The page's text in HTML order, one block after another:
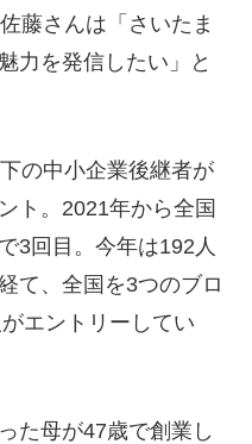
藤さんは「さいたま
力を発信したい」と
の中小企業後継者が
ト。2021年から全国
3回目。今年は192人
て、全国を3つのブロ
エントリーしてい
た母が47歳で創業し